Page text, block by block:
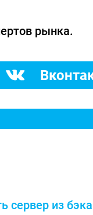
рынка.
сервер из